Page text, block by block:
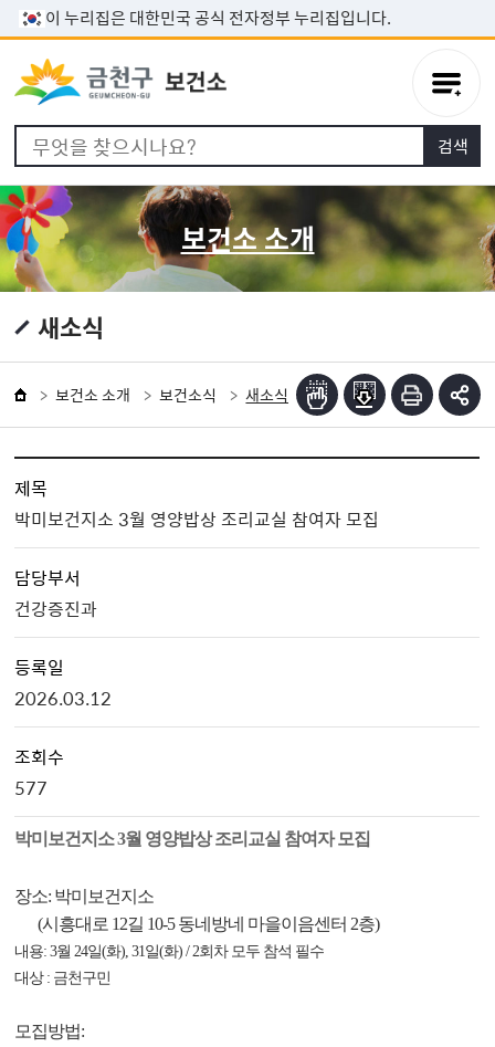
본문 바로가기
이 누리집은 대한민국 공식 전자정부 누리집입니다.
보건소 소개
새소식
보건소 소개 보건소식 새소식
제목
박미보건지소 3월 영양밥상 조리교실 참여자 모집
담당부서
건강증진과
등록일
2026.03.12
조회수
577
박미보건지소 3월 영양밥상 조리교실 참여자 모집
장소: 박미보건지소
(시흥대로 12길 10-5 동네방네 마을이음센터 2층)
내용: 3월 24일(화), 31일(화) / 2회차 모두 참석 필수
대상 : 금천구민
모집방법: